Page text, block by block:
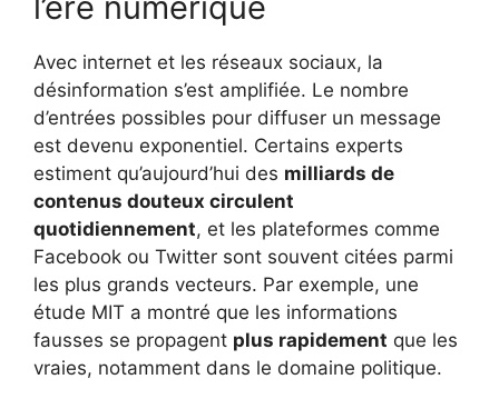
Avec internet et les réseaux sociaux, la
désinformation s’est amplifiée. Le nombre
d’entrées possibles pour diffuser un message
est devenu exponentiel. Certains experts
estiment qu’aujourd’hui des milliards de
contenus douteux circulent
quotidiennement, et les plateformes comme
Facebook ou Twitter sont souvent citées parmi
les plus grands vecteurs. Par exemple, une
étude MIT a montré que les informations
fausses se propagent plus rapidement que les
vraies, notamment dans le domaine politique.